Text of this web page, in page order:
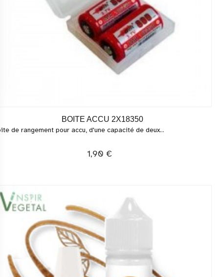
BOITE ACCU 2X18350
de rangement pour accu, d'une capacité de deux...
1,90 €